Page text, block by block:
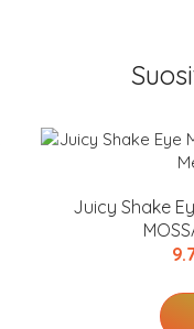
Juicy Shake